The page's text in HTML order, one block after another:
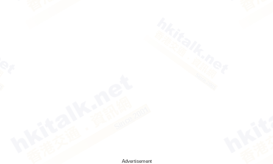
Advertisement